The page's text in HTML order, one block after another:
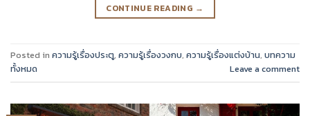
CONTINUE READING →
Posted in ความรู้เรื่องประตู, ความรู้เรื่องวงกบ, ความรู้เรื่องแต่งบ้าน, บทความ
ทั้งหมด
Leave a comment